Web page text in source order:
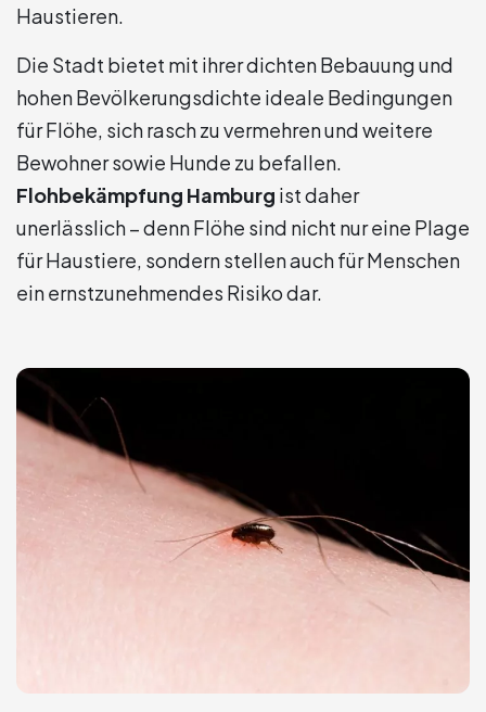
Haustieren.
Die Stadt bietet mit ihrer dichten Bebauung und
hohen Bevölkerungsdichte ideale Bedingungen
für Flöhe, sich rasch zu vermehren und weitere
Bewohner sowie Hunde zu befallen.
Flohbekämpfung Hamburg ist daher
unerlässlich – denn Flöhe sind nicht nur eine Plage
für Haustiere, sondern stellen auch für Menschen
ein ernstzunehmendes Risiko dar.